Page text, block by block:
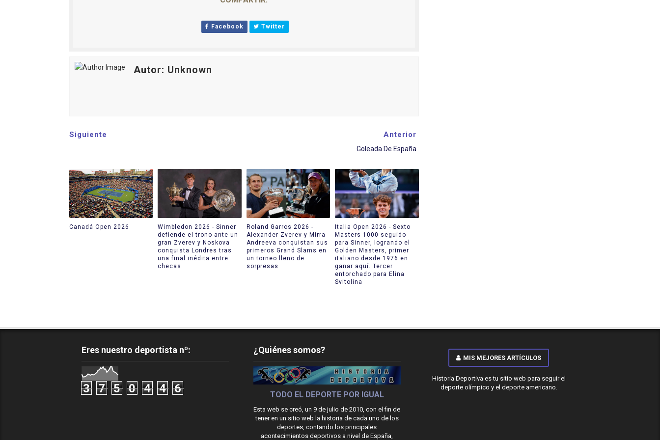
Facebook Twitter
Autor: Unknown
Siguiente Anterior
Goleada De España
Canadá Open 2026
Wimbledon 2026 - Sinner
defiende el trono ante un
gran Zverev y Noskova
conquista Londres tras
una final inédita entre
checas
Roland Garros 2026 -
Alexander Zverev y Mirra
Andreeva conquistan sus
primeros Grand Slams en
un torneo lleno de
sorpresas
Italia Open 2026 - Sexto
Masters 1000 seguido
para Sinner, logrando el
Golden Masters, primer
italiano desde 1976 en
ganar aquí. Tercer
entorchado para Elina
Svitolina
Eres nuestro deportista nº:
3 7 5 0 4 4 6
¿Quiénes somos?
TODO EL DEPORTE POR IGUAL
Esta web se creó, un 9 de julio de 2010, con el fin de
tener en un sitio web la historia de cada uno de los
deportes, contando los principales
acontecimientos deportivos a nivel de España,
MIS MEJORES ARTÍCULOS
Historia Deportiva es tu sitio web para seguir el
deporte olímpico y el deporte americano.